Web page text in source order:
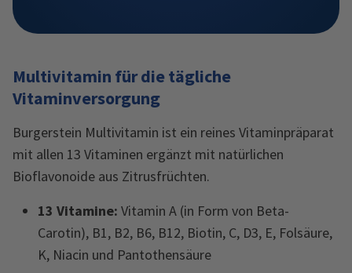
Multivitamin für die tägliche
Vitaminversorgung
Burgerstein Multivitamin ist ein reines Vitaminpräparat
mit allen 13 Vitaminen ergänzt mit natürlichen
Bioflavonoide aus Zitrusfrüchten.
13 Vitamine: Vitamin A (in Form von Beta-
Carotin), B1, B2, B6, B12, Biotin, C, D3, E, Folsäure,
K, Niacin und Pantothensäure